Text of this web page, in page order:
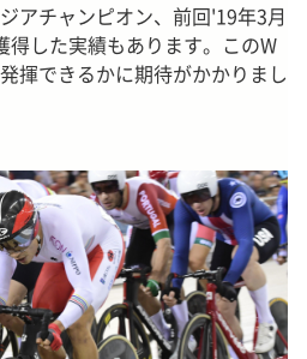
アチャンピオン、前回'19年3月
得した実績もあります。このW
揮できるかに期待がかかりまし